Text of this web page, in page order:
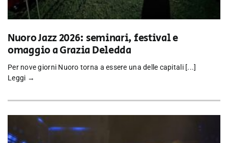
Nuoro Jazz 2026: seminari, festival e
omaggio a Grazia Deledda
Per nove giorni Nuoro torna a essere una delle capitali [...]
Leggi →